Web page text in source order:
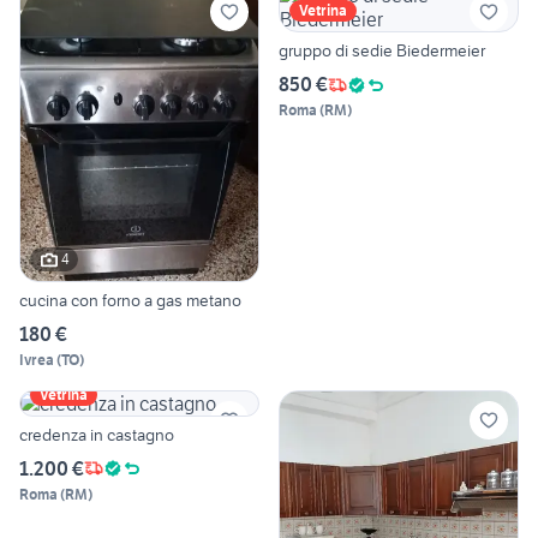
4
cucina con forno a gas metano
180 €
Ivrea (TO)
Vetrina
gruppo di sedie Biedermeier
850 €
Roma (RM)
Vetrina
credenza in castagno
1.200 €
Roma (RM)